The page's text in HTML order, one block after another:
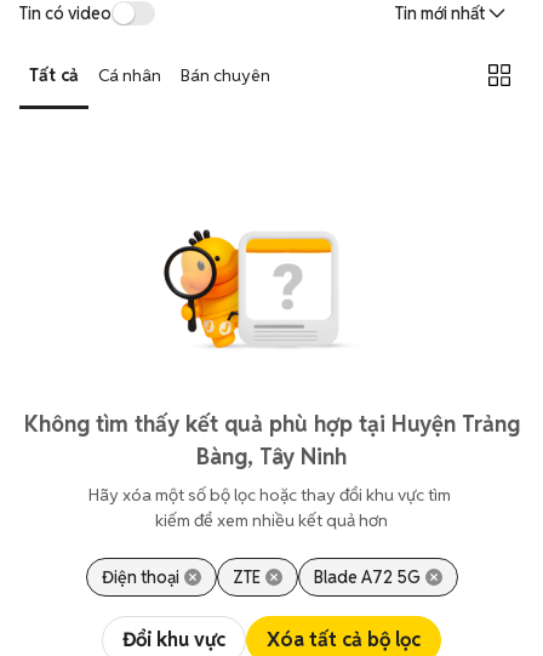
Tin có video Tin mới nhất
Tất cả Cá nhân Bán chuyên
Không tìm thấy kết quả phù hợp tại Huyện Trảng
Bàng, Tây Ninh
Hãy xóa một số bộ lọc hoặc thay đổi khu vực tìm
kiếm để xem nhiều kết quả hơn
Điện thoại ZTE Blade A72 5G
Đổi khu vực Xóa tất cả bộ lọc